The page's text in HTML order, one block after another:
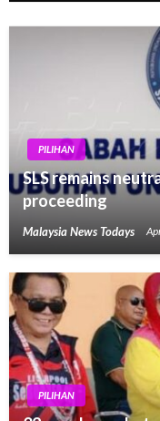
PILIHAN
SLS remains
proceeding
Malaysia News Todays
PILIHAN